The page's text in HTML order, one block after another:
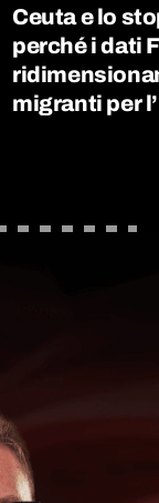
Ceuta e lo
perché i dati
migranti per